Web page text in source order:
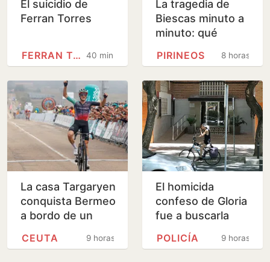
El suicidio de
Ferran Torres
40 minutos
FERRAN TORRES
La tragedia de
Biescas minuto a
minuto: qué
mortal de hace8 horas
PIRINEOS
La casa Targaryen
conquista Bermeo
a bordo de un
9 horas
CEUTA
El homicida
confeso de Gloria
fue a buscarla
días antes del
crimen: «Dijo que
9 horas
POLICÍA